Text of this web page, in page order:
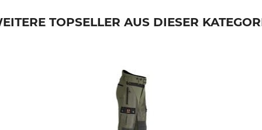
TOPSELLER AUS DIESER